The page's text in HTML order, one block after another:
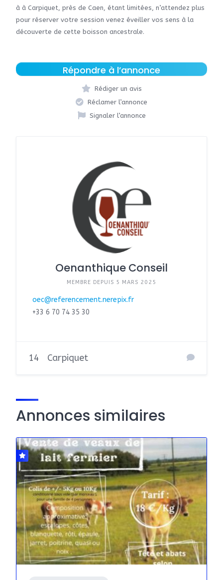
à à Carpiquet, près de Caen, étant limitées, n’attendez plus
pour réserver votre session venez éveiller vos sens à la
découverte de cette boisson ancestrale.
Répondre à l’annonce
Rédiger un avis
Réclamer l’annonce
Signaler l’annonce
Oenanthique Conseil
MEMBRE DEPUIS 5 MARS 2025
oec@referencement.nerepix.fr
+33 6 70 74 35 30
14 Carpiquet
Annonces similaires